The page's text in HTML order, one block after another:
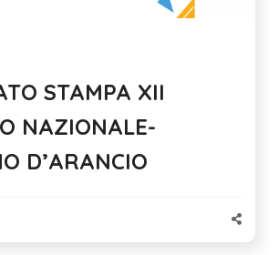
STAMPA XII
NAZIONALE-
D’ARANCIO